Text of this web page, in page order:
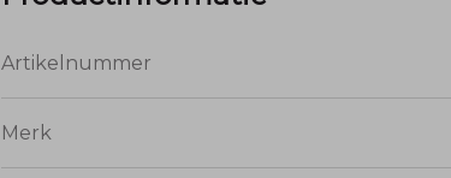
Artikelnummer
Merk